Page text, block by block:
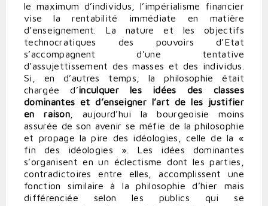
le maximum d’individus, l’impérialisme financier
vise la rentabilité immédiate en matière
d’enseignement. La nature et les objectifs
technocratiques des pouvoirs d’Etat
s’accompagnent d’une tentative
d’assujettissement des masses et des individus.
Si, en d’autres temps, la philosophie était
chargée d’inculquer les idées des classes
dominantes et d’enseigner l’art de les justifier
en raison , aujourd’hui la bourgeoisie moins
assurée de son avenir se méfie de la philosophie
et propage la pire des idéologies, celle de la «
fin des idéologies ». Les idées dominantes
s’organisent en un éclectisme dont les parties,
contradictoires entre elles, accomplissent une
fonction similaire à la philosophie d’hier mais
différenciée selon les publics qui se